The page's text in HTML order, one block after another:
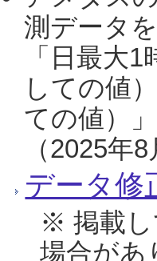
測データ
「日最大
しての値
ての値）
（2025年8
データ修
※ 掲載し
場合があ